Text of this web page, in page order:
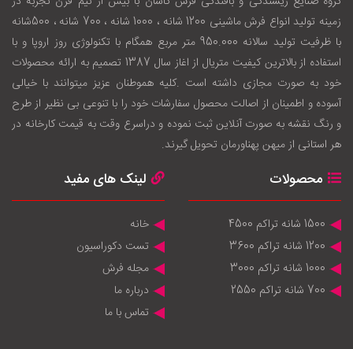
زمينه توليد انواع فرش ماشینی 1200 شانه ، 1000 شانه ، 700 شانه ، 500شانه
با ظرفيت توليد سالانه 950.000 متر مربع همگام با تکنولوژی روز اروپا و با
استفاده از بالاترين کيفيت متريال از اغاز سال 1387 تصميم به ارائه محصولات
خود به صورت مجازی داشته است .کليه هموطنان عزيز ميتوانند با خيالی
آسوده و اطمينان از اصالت محصول سفارشات خود را با تنوعی بی نظير از طرح
و رنگ نقشه به صورت آنلاين ثبت نموده و دراسرع وقت به قيمت کارخانه در
هر استانی از ميهن پهناورمان تحويل گيرند.
محصولات
1500 شانه تراکم 4500
1200 شانه تراکم 3600
1000 شانه تراکم 3000
700 شانه تراکم 2550
لینک های مفید
خانه
تست دکوراسیون
مجله فرش
درباره ما
تماس با ما